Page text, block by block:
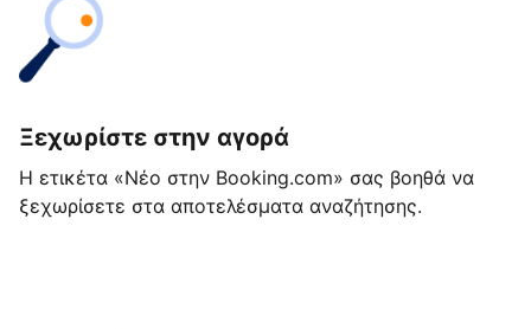
Ξεχωρίστε στην αγορά
Η ετικέτα «Νέο στην Booking.com» σας βοηθά να
ξεχωρίσετε στα αποτελέσματα αναζήτησης.